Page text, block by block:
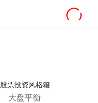
股票投资风格箱
大盘平衡